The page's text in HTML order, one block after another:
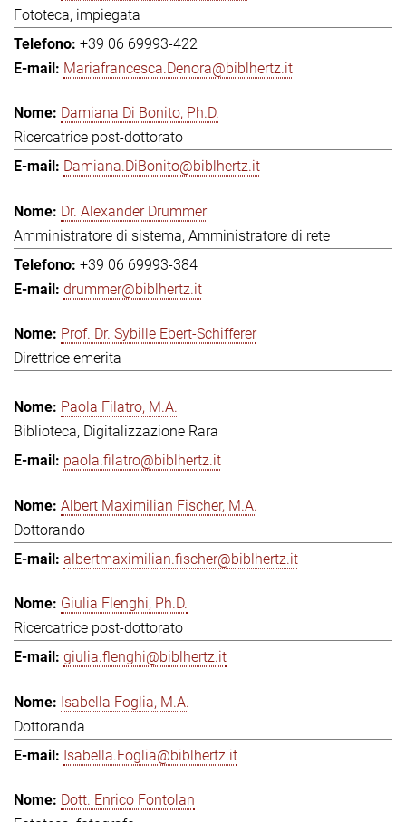
Fototeca, impiegata
+39 06 69993-422
Mariafrancesca.Denora@biblhertz.it
Damiana Di Bonito, Ph.D.
Ricercatrice post-dottorato
Damiana.DiBonito@biblhertz.it
Dr. Alexander Drummer
Amministratore di sistema, Amministratore di rete
+39 06 69993-384
drummer@biblhertz.it
Prof. Dr. Sybille Ebert-Schifferer
Direttrice emerita
Paola Filatro, M.A.
Biblioteca, Digitalizzazione Rara
paola.filatro@biblhertz.it
Albert Maximilian Fischer, M.A.
Dottorando
albertmaximilian.fischer@biblhertz.it
Giulia Flenghi, Ph.D.
Ricercatrice post-dottorato
giulia.flenghi@biblhertz.it
Isabella Foglia, M.A.
Dottoranda
Isabella.Foglia@biblhertz.it
Dott. Enrico Fontolan